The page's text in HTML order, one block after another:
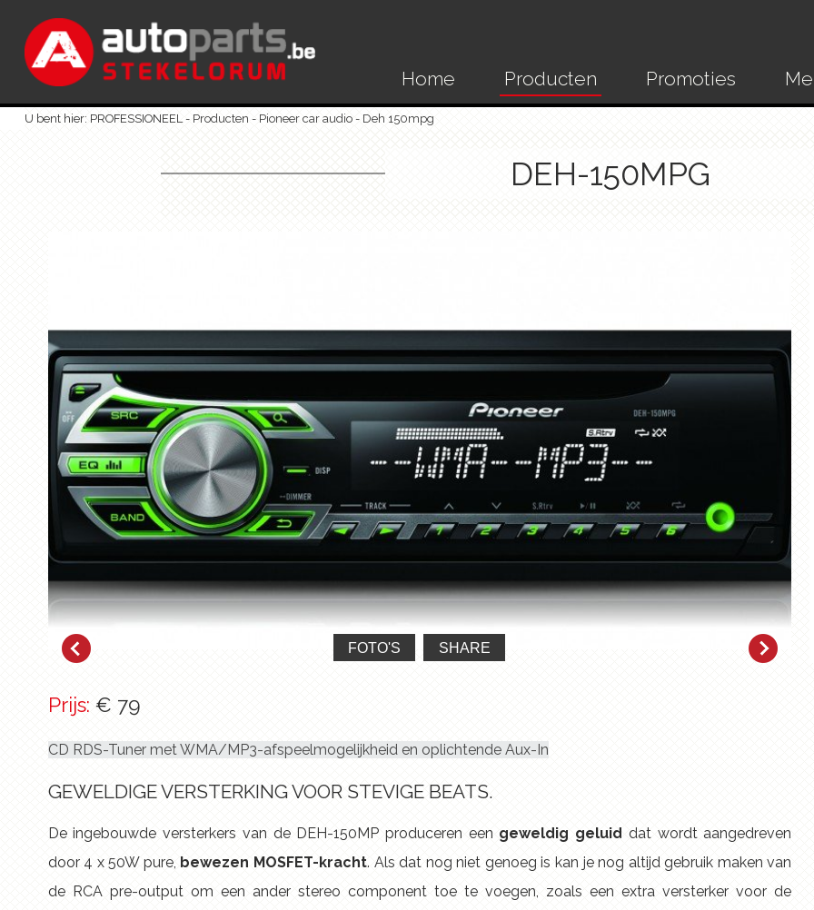
Home Producten Promoties
U bent hier: PROFESSIONEEL - Producten - Pioneer car audio- Deh 150mpg
DEH-150MPG
FOTO'S SHARE
Prijs: € 79
CD RDS-Tuner met WMA/MP3-afspeelmogelijkheid en oplichtende Aux-In
GEWELDIGE VERSTERKING VOOR STEVIGE BEATS.
De ingebouwde versterkers van de DEH-150MP produceren een geweldig geluid dat wordt aangedreven
door 4 x 50W pure, bewezen MOSFET-kracht. Als dat nog niet genoeg is kan je nog altijd gebruik maken van
de RCA pre-output om een ander stereo component toe te voegen, zoals een extra versterker voor de